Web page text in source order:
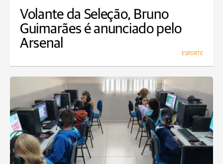
Volante da Seleção, Bruno
Guimarães é anunciado pelo
Arsenal
ESPORTE